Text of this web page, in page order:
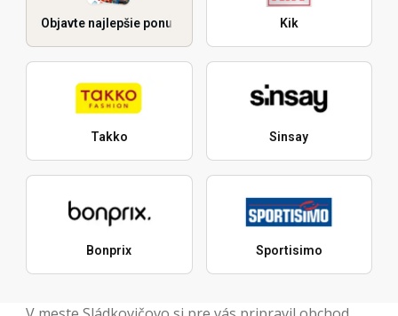
Objavte najlepšie ponuky Kik
Takko Sinsay
Bonprix Sportisimo